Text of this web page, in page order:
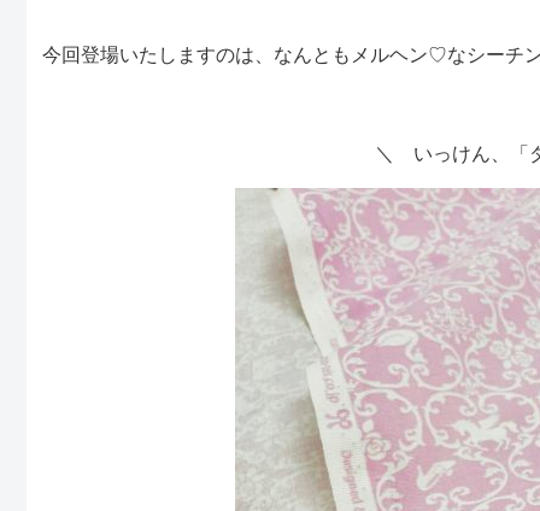
今回登場いたしますのは、なんともメルヘン♡なシーチ
＼ いっけん、「